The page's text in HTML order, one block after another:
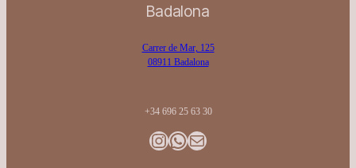
Badalona
Carrer de Mar, 125
08911 Badalona
+34 696 25 63 30
Instagram
WhatsApp
Gmail